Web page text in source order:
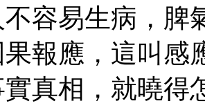
容易生病，脾
報應，這叫感
真相，就曉得